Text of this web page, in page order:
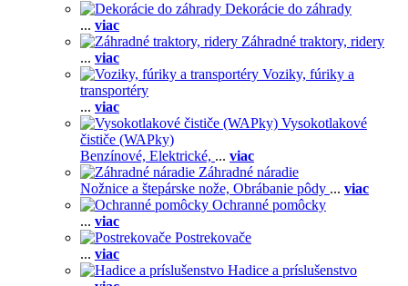
Dekorácie do záhrady
... viac
Záhradné traktory, ridery
... viac
Voziky, fúriky a
transportéry
... viac
Vysokotlakové
čističe (WAPky)
Benzínové, Elektrické, ... viac
Záhradné náradie
Nožnice a štepárske nože, Obrábanie pôdy ... viac
Ochranné pomôcky
... viac
Postrekovače
... viac
Hadice a príslušenstvo